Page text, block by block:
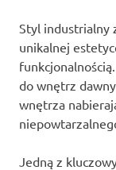
Styl industrialny
unikalnej
do wnętrz
wnętrza
Jedną z